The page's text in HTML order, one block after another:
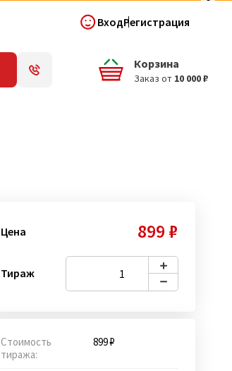
ВходРегистрация
Корзина
Заказ от 10 000 ₽
Цена 899 ₽
Тираж
Стоимость
тиража:
899 ₽